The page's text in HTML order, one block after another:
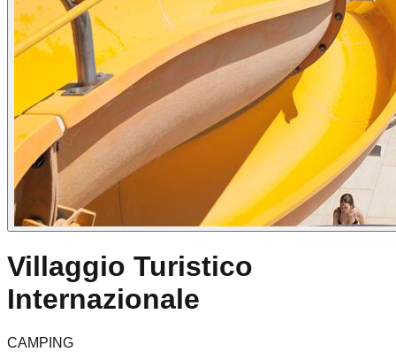
Villaggio Turistico
Internazionale
CAMPING